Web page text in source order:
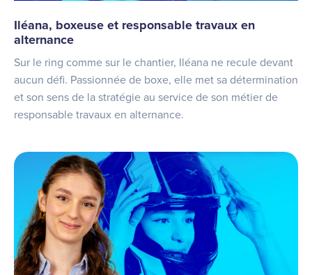
Iléana, boxeuse et responsable travaux en
alternance
Sur le ring comme sur le chantier, Iléana ne recule devant
aucun défi. Passionnée de boxe, elle met sa détermination
et son sens de la stratégie au service de son métier de
responsable travaux en alternance.